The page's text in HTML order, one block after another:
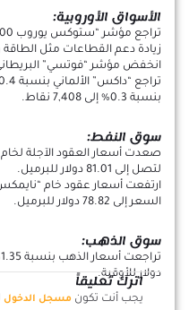
الأسواق الأوروبية:
زيادة دعم القطاعات مثل الطاقة
بنسبة 0.3% إلى 7,408 نقاط.
سوق النفط:
لتصل إلى 81.01 دولار للبرميل.
السعر إلى 78.82 دولار للبرميل.
سوق الذهب:
دولار للأوقية.
اترك تعليقاً
يجب أنت تكون مسجل الدخول